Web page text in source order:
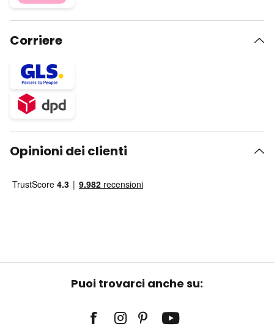
Corriere
Opinioni dei clienti
Puoi trovarci anche su: